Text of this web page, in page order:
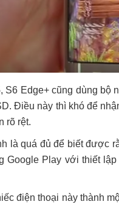
S6 Edge+ cũng dùng bộ
Điều này thì khó để
rõ rệt.
là quá đủ để biết được
Google Play với thiết
điện thoại này thành